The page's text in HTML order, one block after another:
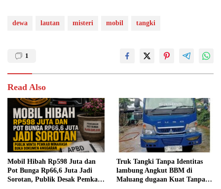
dewa lautan misteri mobil tangki
1
Read Also
Mobil Hibah Rp598 Juta dan
Pot Bunga Rp66,6 Juta Jadi
Sorotan, Publik Desak Pemkab
Truk Tangki Tanpa Identitas
lambung Angkut BBM di
Maluang dugaan Kuat Tanpa